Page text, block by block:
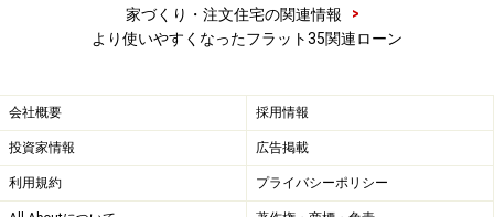
家づくり・注文住宅の関連情報
>
より使いやすくなったフラット35関連ローン
会社概要 採用情報
投資家情報 広告掲載
利用規約 プライバシーポリシー